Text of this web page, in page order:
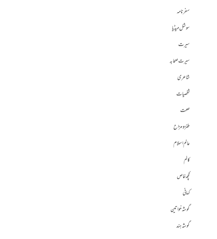
سفرنامہ
سوشل میڈیا
سیرت
سیرت صحابہ
شاعری
شخصیات
صحت
طنز و مزاح
عالم اسلام
کالم
کچھ خاص
کہانی
گوشہ خواتین
گوشہ ہند